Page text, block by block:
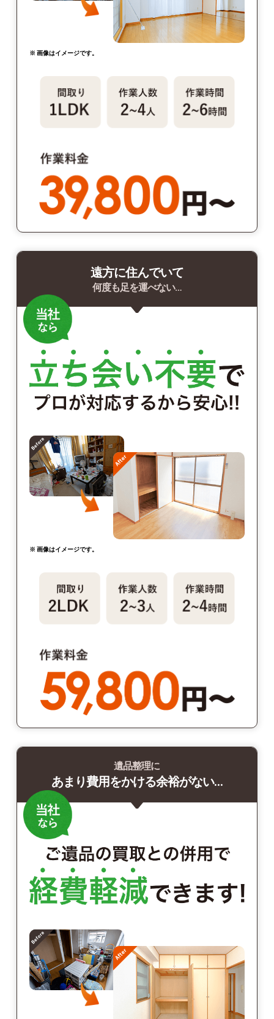
※ 画像はイメージです。
遠方に住んでいて
何度も足を運べない…
※ 画像はイメージです。
遺品整理に
あまり費用をかける余裕がない…